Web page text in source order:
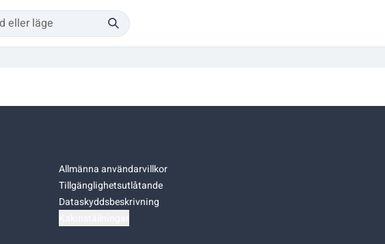
Allmänna användarvillkor
Tillgänglighetsutlåtande
Dataskyddsbeskrivning